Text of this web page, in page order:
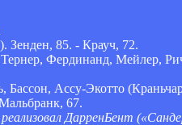
Зенден, 85. - Крауч, 72.
Фердинанд, Мейлер,
Бассон, Ассу-Экотто
67.
ДарренБент